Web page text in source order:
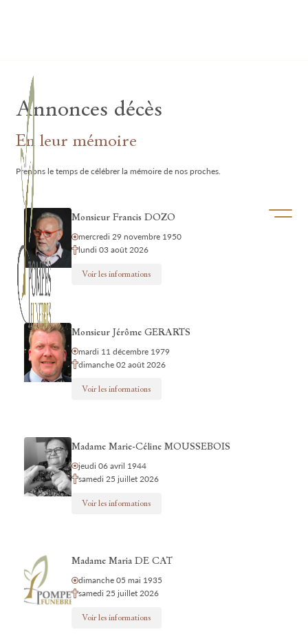
Ouvrir/
Annonces décès
En leur mémoire
Prenons le temps de célébrer la mémoire de nos proches.
Monsieur Francis DOZO
mercredi 29 novembre 1950
lundi 03 août 2026
Voir les informations
Monsieur Jérôme GERARTS
mardi 11 décembre 1979
dimanche 02 août 2026
Voir les informations
Madame Marie-Céline MOUSSEBOIS
jeudi 06 avril 1944
samedi 25 juillet 2026
Voir les informations
Madame Maria DE CAT
dimanche 05 mai 1935
samedi 25 juillet 2026
Voir les informations